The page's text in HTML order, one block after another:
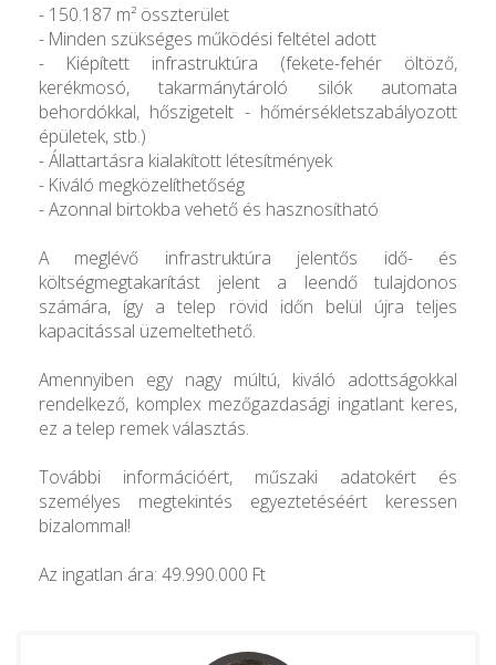
- 150.187 m² összterület
- Minden szükséges működési feltétel adott
- Kiépített infrastruktúra (fekete-fehér öltöző,
kerékmosó, takarmánytároló silók automata
behordókkal, hőszigetelt - hőmérsékletszabályozott
épületek, stb.)
- Állattartásra kialakított létesítmények
- Kiváló megközelíthetőség
- Azonnal birtokba vehető és hasznosítható
A meglévő infrastruktúra jelentős idő- és
költségmegtakarítást jelent a leendő tulajdonos
számára, így a telep rövid időn belül újra teljes
kapacitással üzemeltethető.
Amennyiben egy nagy múltú, kiváló adottságokkal
rendelkező, komplex mezőgazdasági ingatlant keres,
ez a telep remek választás.
További információért, műszaki adatokért és
személyes megtekintés egyeztetéséért keressen
bizalommal!
Az ingatlan ára: 49.990.000 Ft